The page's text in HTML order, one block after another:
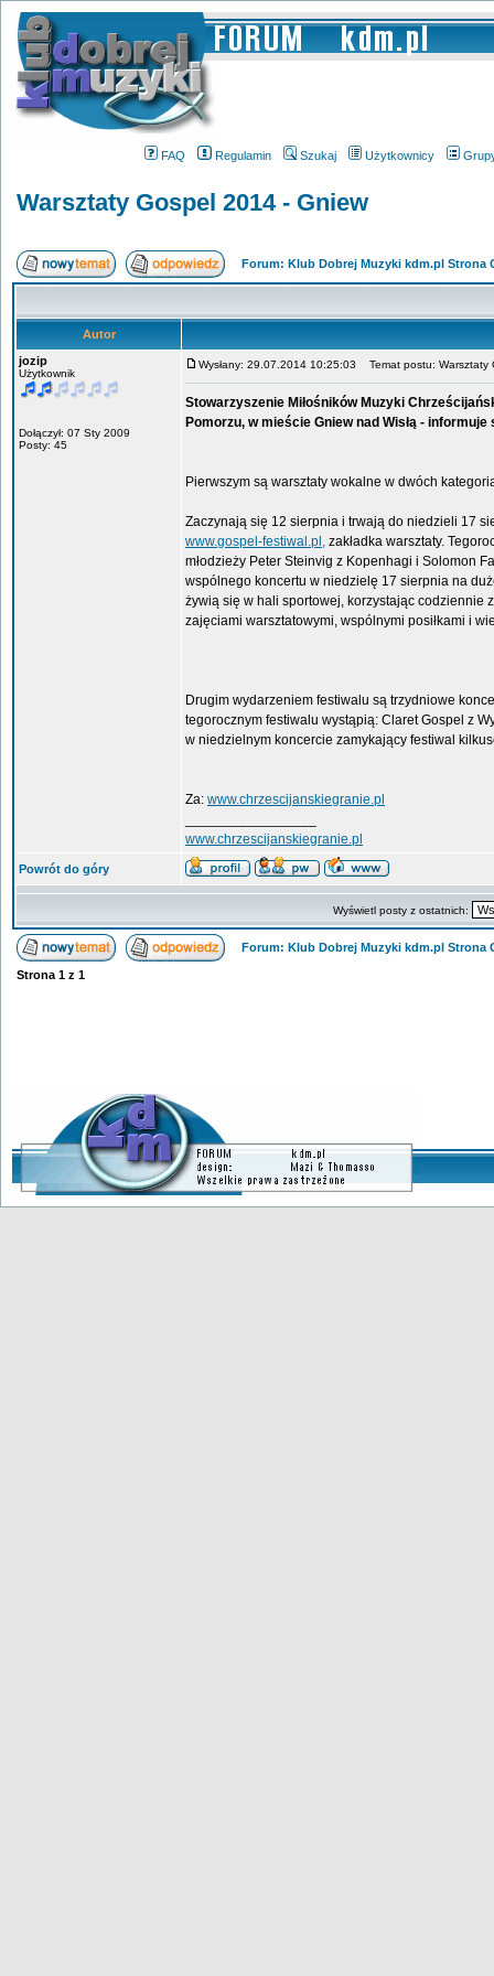
FAQ Regulamin Szukaj Użytkownicy
Warsztaty Gospel 2014 - Gniew
Forum: Klub Dobrej Muzyki kdm.pl Strona
Autor
jozip
Użytkownik
Dołączył: 07 Sty 2009
Posty: 45
Wysłany: 29.07.2014 10:25:03 Temat postu: Warsztaty
Stowarzyszenie Miłośników Muzyki
Pomorzu, w mieście Gniew nad Wisłą -
Pierwszym są warsztaty wokalne w dwóch
Zaczynają się 12 sierpnia i trwają do niedzieli 17
www.gospel-festiwal.pl, zakładka warsztaty.
młodzieży Peter Steinvig z Kopenhagi i Solomon
wspólnego koncertu w niedzielę 17 sierpnia na
żywią się w hali sportowej, korzystając codziennie
zajęciami warsztatowymi, wspólnymi posiłkami i
Drugim wydarzeniem festiwalu są trzydniowe
tegorocznym festiwalu wystąpią: Claret Gospel z
w niedzielnym koncercie zamykający festiwal
Za: www.chrzescijanskiegranie.pl
www.chrzescijanskiegranie.pl
Powrót do góry
Wyświetl posty z ostatnich:
Forum: Klub Dobrej Muzyki kdm.pl Strona
Strona 1 z 1